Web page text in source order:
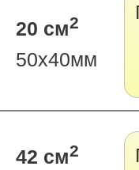
20 см2
50х40мм
42 см2